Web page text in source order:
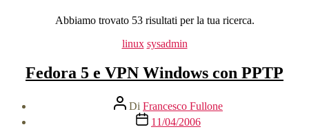
Abbiamo trovato 53 risultati per la tua ricerca.
Categorie
linux sysadmin
Fedora 5 e VPN Windows con PPTP
Autore
articolo
Di Francesco Fullone
Data
dell'articolo
11/04/2006